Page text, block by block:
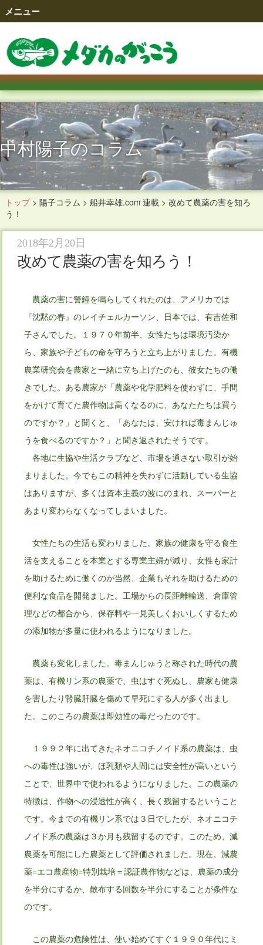
メニュー
中村陽子のコラム
トップ> 陽子コラム > 船井幸雄.com 連載> 改めて農薬の害を知ろ
う！
2018年2月20日
改めて農薬の害を知ろう！
農薬の害に警鐘を鳴らしてくれたのは、アメリカでは
『沈黙の春』のレイチェルカーソン、日本では、有吉佐和
子さんでした。１９７０年前半、女性たちは環境汚染か
ら、家族や子どもの命を守ろうと立ち上がりました。有機
農業研究会を農家と一緒に立ち上げたのも、彼女たちの働
きでした。ある農家が「農薬や化学肥料を使わずに、手間
をかけて育てた農作物は高くなるのに、あなたたちは買う
のですか？」と聞くと、「あなたは、安ければ毒まんじゅ
うを食べるのですか？」と聞き返されたそうです。
各地に生協や生活クラブなど、市場を通さない取引が始
まりました。今でもこの精神を失わずに活動している生協
はありますが、多くは資本主義の波にのまれ、スーパーと
あまり変わらなくなってしまいました。
女性たちの生活も変わりました。家族の健康を守る食生
活を支えることを本業とする専業主婦が減り、女性も家計
を助けるために働くのが当然、企業もそれを助けるための
便利な食品を開発ました。工場からの長距離輸送、倉庫管
理などの都合から、保存料や一見美しくおいしくするため
の添加物が多量に使われるようになりました。
農薬も変化しました。毒まんじゅうと称された時代の農
薬は、有機リン系の農薬で、虫はすぐ死ぬし、農家も健康
を害したり腎臓肝臓を傷めて早死にする人が多く出まし
た。このころの農薬は即効性の毒だったのです。
１９９２年に出てきたネオニコチノイド系の農薬は、虫
への毒性は強いが、ほ乳類や人間には安全性が高いという
ことで、世界中で使われるようになりました。この農薬の
特徴は、作物への浸透性が高く、長く残留するということ
です。今までの有機リン系では３日でしたが、ネオニコチ
ノイド系の農薬は３か月も残留するのです。このため、減
農薬を可能にした農薬として評価されました。現在、減農
薬=エコ農産物=特別栽培＝認証農作物などは、農薬の成分
を半分にするか、散布する回数を半分にすることが条件な
のです。
この農薬の危険性は、使い始めてすぐ１９９０年代にミ